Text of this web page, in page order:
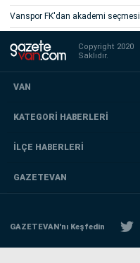
Vanspor FK'dan akademi seçmesi
Copyright 2020
Saklıdır.
VAN
KATEGORİ HABERLERİ
İLÇE HABERLERİ
GAZETEVAN
GAZETEVAN'nı Keşfedin